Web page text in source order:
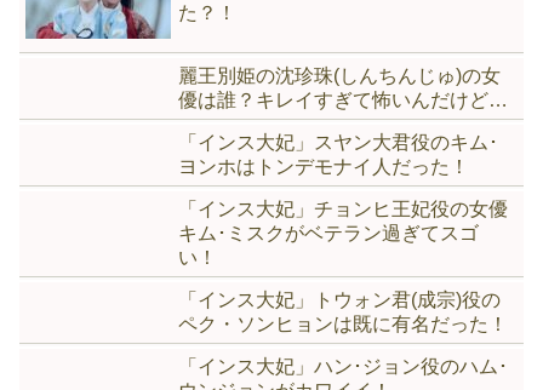
た？！
麗王別姫の沈珍珠(しんちんじゅ)の女
優は誰？キレイすぎて怖いんだけど…
「インス大妃」スヤン大君役のキム･
ヨンホはトンデモナイ人だった！
「インス大妃」チョンヒ王妃役の女優
キム･ミスクがベテラン過ぎてスゴ
い！
「インス大妃」トウォン君(成宗)役の
ペク・ソンヒョンは既に有名だった！
「インス大妃」ハン･ジョン役のハム･